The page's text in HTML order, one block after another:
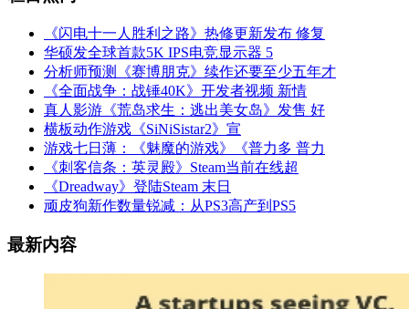
《闪电十一人胜利之路》热修更新发布 修复
华硕发全球首款5K IPS电竞显示器 5
分析师预测《赛博朋克》续作还要至少五年才
《全面战争：战锤40K》开发者视频 新情
真人影游《荒岛求生：逃出美女岛》发售 好
横板动作游戏《SiNiSistar2》宣
游戏七日薄：《魅魔的游戏》《普力多 普力
《刺客信条：英灵殿》Steam当前在线超
《Dreadway》登陆Steam 末日
顽皮狗新作数量锐减：从PS3高产到PS5
最新内容